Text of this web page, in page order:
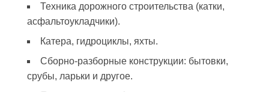
Техника дорожного строительства (катки,
асфальтоукладчики).
Катера, гидроциклы, яхты.
Сборно-разборные конструкции: бытовки,
срубы, ларьки и другое.